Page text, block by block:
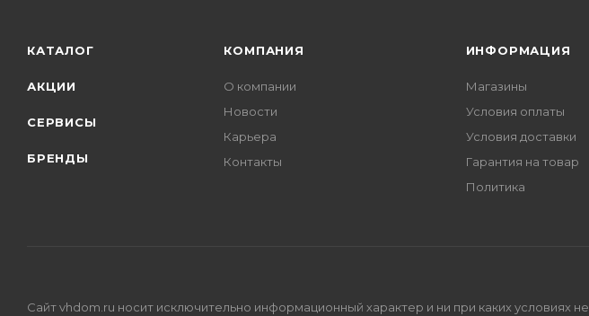
КАТАЛОГ
АКЦИИ
СЕРВИСЫ
БРЕНДЫ
КОМПАНИЯ
О компании
Новости
Карьера
Контакты
ИНФОРМАЦИЯ
Магазины
Условия оплаты
Условия доставки
Гарантия на товар
Политика
Сайт vhdom.ru носит исключительно информационный характер и ни при каких условиях не